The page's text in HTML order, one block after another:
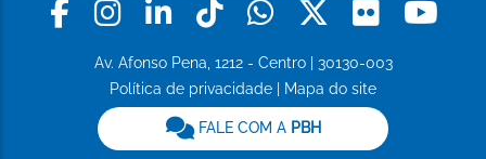
Facebook
Instagram
LinkedinTiktokWhatsapp
X Flickr
Av. Afonso Pena, 1212 - Centro | 30130-003
Política de privacidade
Mapa do site
FALE COM A PBH